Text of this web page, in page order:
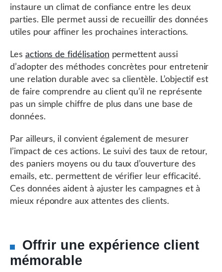
instaure un climat de confiance entre les deux
parties. Elle permet aussi de recueillir des données
utiles pour affiner les prochaines interactions.
Les actions de fidélisation permettent aussi
d’adopter des méthodes concrètes pour entretenir
une relation durable avec sa clientèle. L’objectif est
de faire comprendre au client qu’il ne représente
pas un simple chiffre de plus dans une base de
données.
Par ailleurs, il convient également de mesurer
l’impact de ces actions. Le suivi des taux de retour,
des paniers moyens ou du taux d’ouverture des
emails, etc. permettent de vérifier leur efficacité.
Ces données aident à ajuster les campagnes et à
mieux répondre aux attentes des clients.
Offrir une expérience client
mémorable